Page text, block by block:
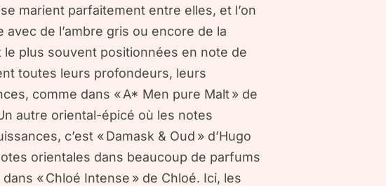
marient parfaitement entre elles, et l’on
de l’ambre gris ou encore de la
plus souvent positionnées en note de
toutes leurs profondeurs, leurs
comme dans « A* Men pure Malt » de
autre oriental-épicé où les notes
c’est « Damask & Oud » d’Hugo
orientales dans beaucoup de parfums
« Chloé Intense » de Chloé. Ici, les